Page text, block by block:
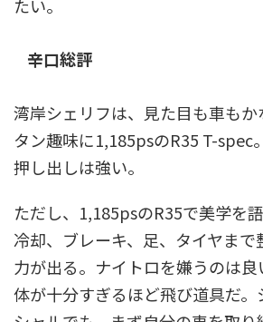
たい。
辛口総評
湾岸シェリフは、見た目も車も
タン趣味に1,185psのR35 T-spec
押し出しは強い。
ただし、1,185psのR35で美学を語
冷却、ブレーキ、足、タイヤまで
力が出る。ナイトロを嫌うのは
体が十分すぎるほど飛び道具だ